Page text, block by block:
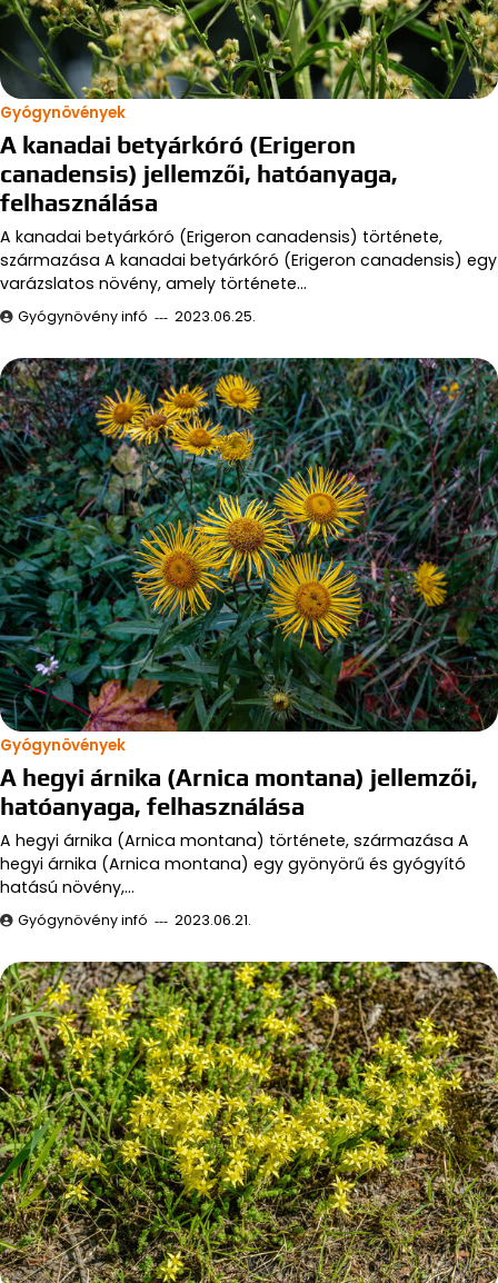
Gyógynövények
A kanadai betyárkóró (Erigeron
canadensis) jellemzői, hatóanyaga,
felhasználása
A kanadai betyárkóró (Erigeron canadensis) története,
származása A kanadai betyárkóró (Erigeron canadensis) egy
varázslatos növény, amely története…
Gyógynövény infó 2023.06.25.
Gyógynövények
A hegyi árnika (Arnica montana) jellemzői,
hatóanyaga, felhasználása
A hegyi árnika (Arnica montana) története, származása A
hegyi árnika (Arnica montana) egy gyönyörű és gyógyító
hatású növény,…
Gyógynövény infó 2023.06.21.